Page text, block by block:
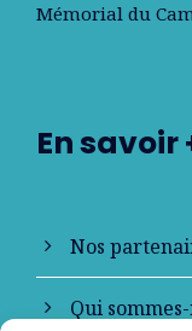
Mémorial du
En savoir
Nos
Qui